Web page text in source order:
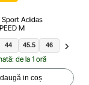
44 44.5 45.5 46
Sport Adidas
M
44 45.5 46 46.5
de la 1 oră
in coș